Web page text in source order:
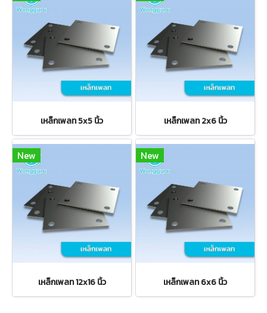
เหล็กเพลท 5x5 นิ้ว เหล็กเพลท 2x6 นิ้ว
New
เหล็กเพลท 12x16 นิ้ว
New
เหล็กเพลท 6x6 นิ้ว